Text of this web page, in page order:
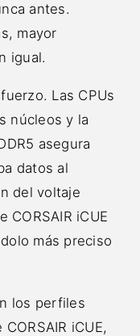
antes.
mayor
igual.
Las CPUs
núcleos y la
asegura
datos al
del voltaje
iCUE
más preciso
los perfiles
iCUE,